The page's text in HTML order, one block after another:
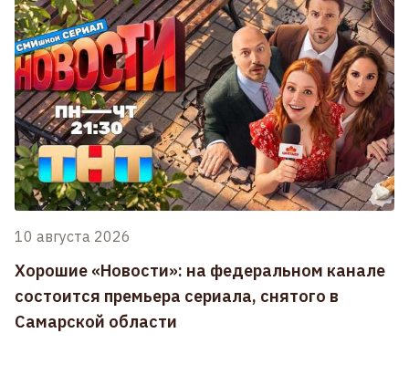
10 августа 2026
Хорошие «Новости»: на федеральном канале
состоится премьера сериала, снятого в
Самарской области